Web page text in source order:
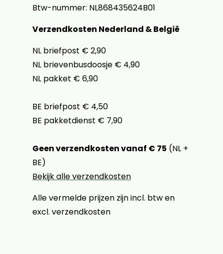
Btw-nummer: NL868435624B01
Verzendkosten Nederland & België
NL briefpost € 2,90
NL brievenbusdoosje € 4,90
NL pakket € 6,90
BE briefpost € 4,50
BE pakketdienst € 7,90
Geen verzendkosten vanaf € 75 (NL +
BE)
Bekijk alle verzendkosten
Alle vermelde prijzen zijn incl. btw en
excl. verzendkosten